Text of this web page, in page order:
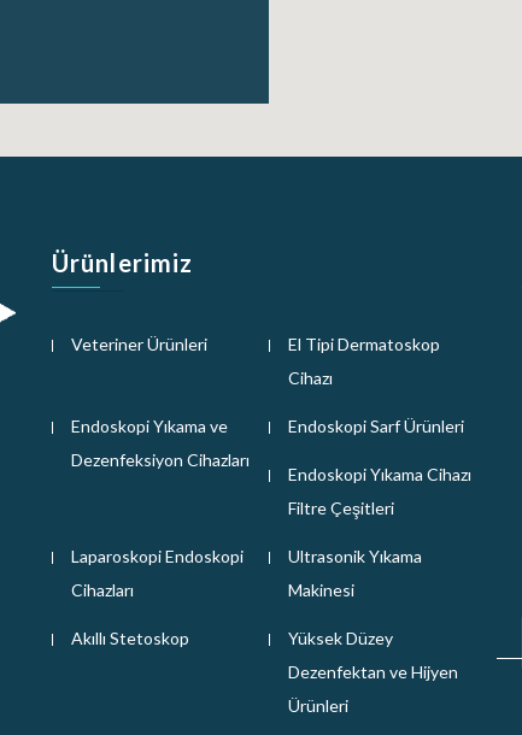
Ürünlerimiz
Veteriner Ürünleri
El Tipi Dermatoskop
Cihazı
Endoskopi Yıkama ve
Dezenfeksiyon Cihazları
Endoskopi Sarf Ürünleri
Endoskopi Yıkama Cihazı
Filtre Çeşitleri
Laparoskopi Endoskopi
Cihazları
Ultrasonik Yıkama
Makinesi
Akıllı Stetoskop
Yüksek Düzey
Dezenfektan ve Hijyen
Ürünleri